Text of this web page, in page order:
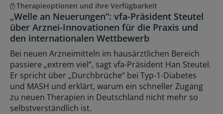
Therapieoptionen und ihre Verfügbarkeit
„Welle an Neuerungen“: vfa-Präsident Steutel
über Arznei-Innovationen für die Praxis und
den internationalen Wettbewerb
Bei neuen Arzneimitteln im hausärztlichen Bereich
passiere „extrem viel“, sagt vfa-Präsident Han Steutel.
Er spricht über „Durchbrüche“ bei Typ-1-Diabetes
und MASH und erklärt, warum ein schneller Zugang
zu neuen Therapien in Deutschland nicht mehr so
selbstverständlich ist.